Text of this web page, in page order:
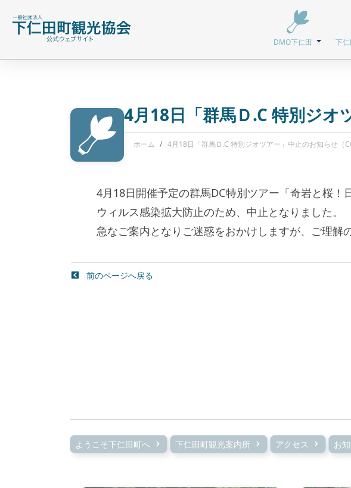
DMO下仁田 下
4月18日「群馬Ｄ.C 特別ジオ
ホーム 4月18日「群馬Ｄ.C 特別ジオツアー」中止のお知らせ（
4月18日開催予定の群馬DC特別ツアー「奇岩と桜
ウィルス感染拡大防止のため、中止となりました。
急なご案内となりご迷惑をおかけしますが、ご理解
前のページへ戻る
ようこそ下仁田町へ 下仁田町観光案内所 アクセス お